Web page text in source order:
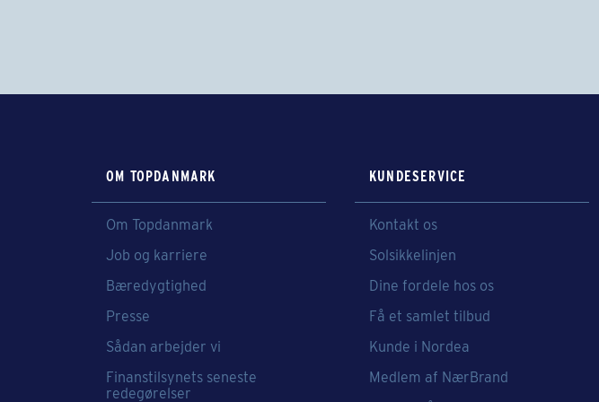
OM TOPDANMARK
Om Topdanmark
Job og karriere
Bæredygtighed
Presse
Sådan arbejder vi
Finanstilsynets seneste
redegørelser
KUNDESERVICE
Kontakt os
Solsikkelinjen
Dine fordele hos os
Få et samlet tilbud
Kunde i Nordea
Medlem af NærBrand